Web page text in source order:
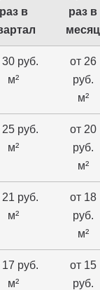
раз в
раз в
месяц
30 руб.
м²
от 26
руб.
м²
25 руб.
м²
от 20
руб.
м²
21 руб.
м²
от 18
руб.
м²
17 руб.
м²
от 15
руб.